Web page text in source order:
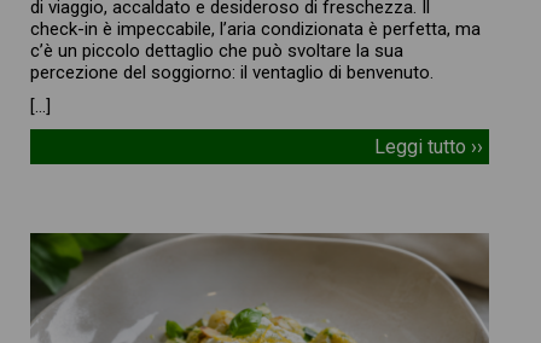
di viaggio, accaldato e desideroso di freschezza. Il
check-in è impeccabile, l’aria condizionata è perfetta, ma
c’è un piccolo dettaglio che può svoltare la sua
percezione del soggiorno: il ventaglio di benvenuto.
[…]
Leggi tutto ››